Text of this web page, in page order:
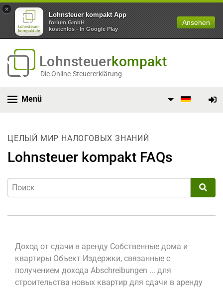
×
Lohnsteuer kompakt App
forium GmbH
kostenlos - In Google Play
Ansehen
Lohnsteuerkompakt
Die Online-Steuererklärung
Menü
ЦЕЛЫЙ МИР НАЛОГОВЫХ ЗНАНИЙ
Lohnsteuer kompakt FAQs
Доход от сдачи в аренду Собственные дома и
квартиры Объект Издержки, связанные с
получением дохода Abschreibungen ... для
строительства новых квартир для сдачи в аренду